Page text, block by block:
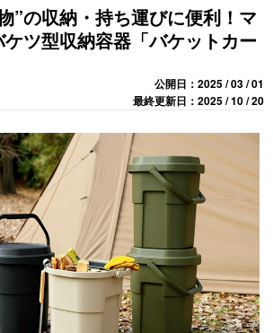
”の収納・持ち運びに便利！マ
ツ型収納容器「バケットカー
公開日：2025 / 03 / 01
最終更新日：2025 / 10 / 20